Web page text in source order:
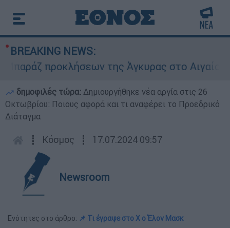
BREAKING NEWS:
προκλήσεων της Άγκυρας στο Αιγαίο:
δημοφιλές τώρα: Δημιουργήθηκε νέα αργία στις 26
Οκτωβρίου: Ποιους αφορά και τι αναφέρει το Προεδρικό
Διάταγμα
┋ Κόσμος ┋ 17.07.2024 09:57
Newsroom
Ενότητες στο άρθρο: 📌 Τι έγραψε στο Χ ο Έλον Μασκ